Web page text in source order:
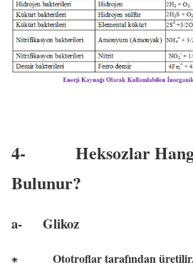
4-
Heksozlar
Bulunur?
a- Glikoz
⁕ Ototroflar tarafından